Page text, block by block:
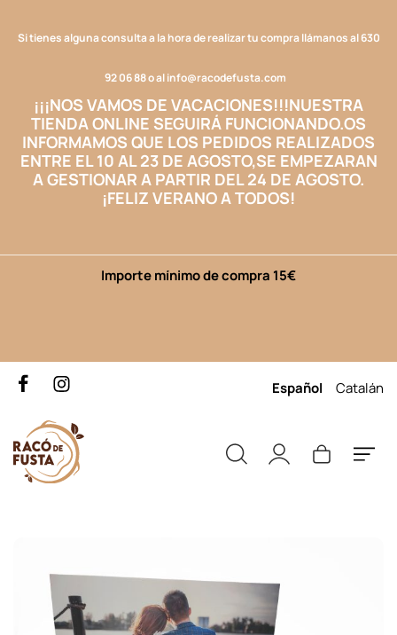
Si tienes alguna consulta a la hora de realizar tu compra llámanos al630
92 06 88o alinfo@racodefusta.com
¡¡¡NOS VAMOS DE VACACIONES!!!NUESTRA
TIENDA ONLINE SEGUIRÁ FUNCIONANDO.OS
INFORMAMOS QUE LOS PEDIDOS REALIZADOS
ENTRE EL 10 AL 23 DE AGOSTO,SE EMPEZARAN
A GESTIONAR A PARTIR DEL 24 DE AGOSTO.
¡FELIZ VERANO A TODOS!
Importe mínimo de compra 15€
Español Catalán